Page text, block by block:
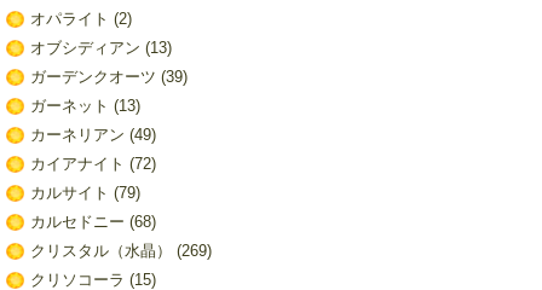
オパライト (2)
オブシディアン (13)
ガーデンクオーツ (39)
ガーネット (13)
カーネリアン (49)
カイアナイト (72)
カルサイト (79)
カルセドニー (68)
クリスタル（水晶）
(269)
クリソコーラ (15)